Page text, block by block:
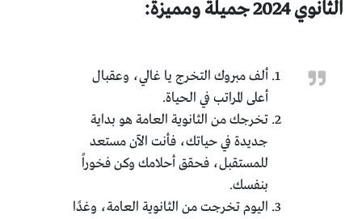
الثانوي 2024 جميلة ومميزة:
ألف مبروك التخرج يا غالي، وعقبال
أعلى المراتب في الحياة.
تخرجك من الثانوية العامة هو بداية
جديدة في حياتك، فأنت الآن مستعد
للمستقبل، فحقق أحلامك وكن فخوراً
بنفسك.
اليوم تخرجت من الثانوية العامة، وغدًا